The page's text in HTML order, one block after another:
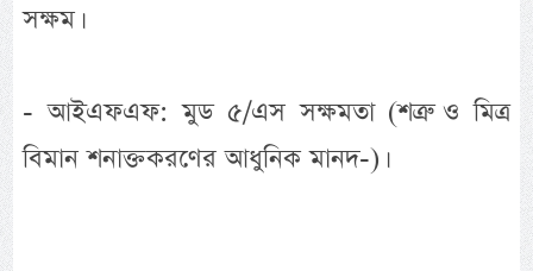
সক্ষম।
- আইএফএফ: মুড ৫/এস সক্ষমতা (শত্রু ও মিত্র
বিমান শনাক্তকরণের আধুনিক মানদ-)।